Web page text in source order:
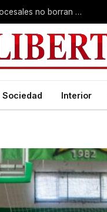
Superior Tribunal de Justicia: deciden que demoras procesales no borran delitos graves
Sociedad Interior